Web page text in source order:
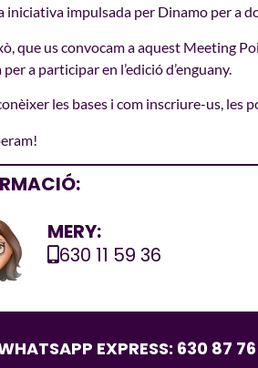
iniciativa impulsada per Dinamo per a
que us convocam a aquest Meeting
a participar en l’edició d’enguany.
les bases i com inscriure-us, les
MERY:
630 11 59 36
EXPRESS: 630 87